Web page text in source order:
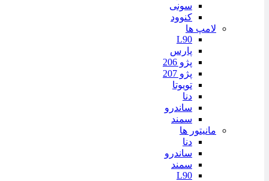
سونی
کنوود
لامپ ها
L90
پارس
پژو 206
پژو 207
تویوتا
دنا
ساندرو
سمند
مانیتور ها
دنا
ساندرو
سمند
L90